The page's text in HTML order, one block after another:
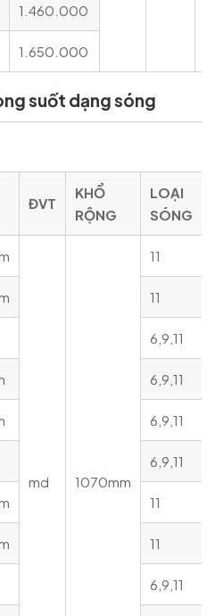
1.460.000
1.650.000
suốt dạng sóng
ĐVT
KHỔ
RỘNG
LOẠI
SÓNG
md 1070mm
11
11
6,9,11
6,9,11
6,9,11
6,9,11
11
11
6,9,11